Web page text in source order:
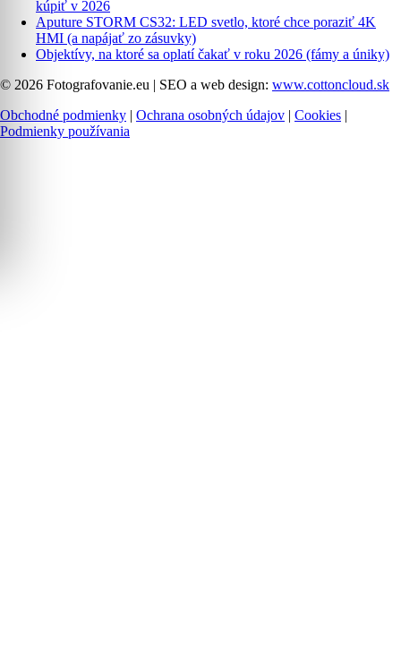
kúpiť v 2026
Aputure STORM CS32: LED svetlo, ktoré chce poraziť 4K
HMI (a napájať zo zásuvky)
Objektívy, na ktoré sa oplatí čakať v roku 2026 (fámy a úniky)
© 2026 Fotografovanie.eu | SEO a web design: www.cottoncloud.sk
Obchodné podmienky | Ochrana osobných údajov | Cookies |
Podmienky používania